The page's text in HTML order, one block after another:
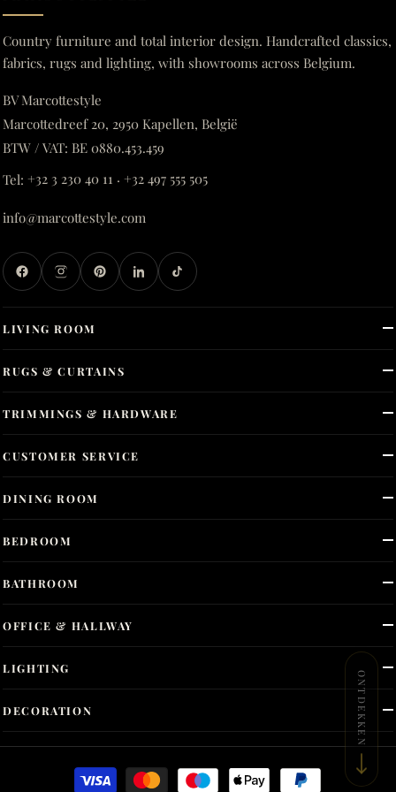
Country furniture and total interior design. Handcrafted classics,
fabrics, rugs and lighting, with showrooms across Belgium.
BV Marcottestyle
Marcottedreef 20, 2950 Kapellen, België
BTW / VAT: BE 0880.453.459
Tel: +32 3 230 40 11 · +32 497 555 505
info@marcottestyle.com
LIVING ROOM
DINING ROOM
BEDROOM
BATHROOM
OFFICE & HALLWAY
LIGHTING
DECORATION
RUGS & CURTAINS
TRIMMINGS & HARDWARE
CUSTOMER SERVICE
ONTDEKKEN